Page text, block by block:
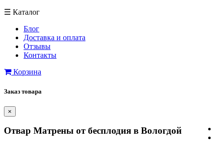
☰ Каталог
Блог
Доставка и оплата
Отзывы
Контакты
Корзина
Заказ товара
×
Отвар Матрены от бесплодия в Вологдой